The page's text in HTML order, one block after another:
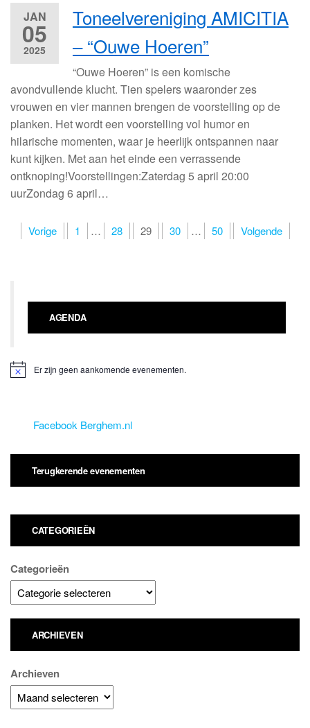
JAN
05
2025
Toneelvereniging AMICITIA
– “Ouwe Hoeren”
“Ouwe Hoeren” is een komische
avondvullende klucht. Tien spelers waaronder zes
vrouwen en vier mannen brengen de voorstelling op de
planken. Het wordt een voorstelling vol humor en
hilarische momenten, waar je heerlijk ontspannen naar
kunt kijken. Met aan het einde een verrassende
ontknoping!Voorstellingen:Zaterdag 5 april 20:00
uurZondag 6 april…
Berichten
Vorige 1 … 28 29 30 … 50 Volgende
AGENDA
Er zijn geen aankomende evenementen.
Facebook Berghem.nl
Terugkerende evenementen
CATEGORIEËN
Categorieën
ARCHIEVEN
Archieven